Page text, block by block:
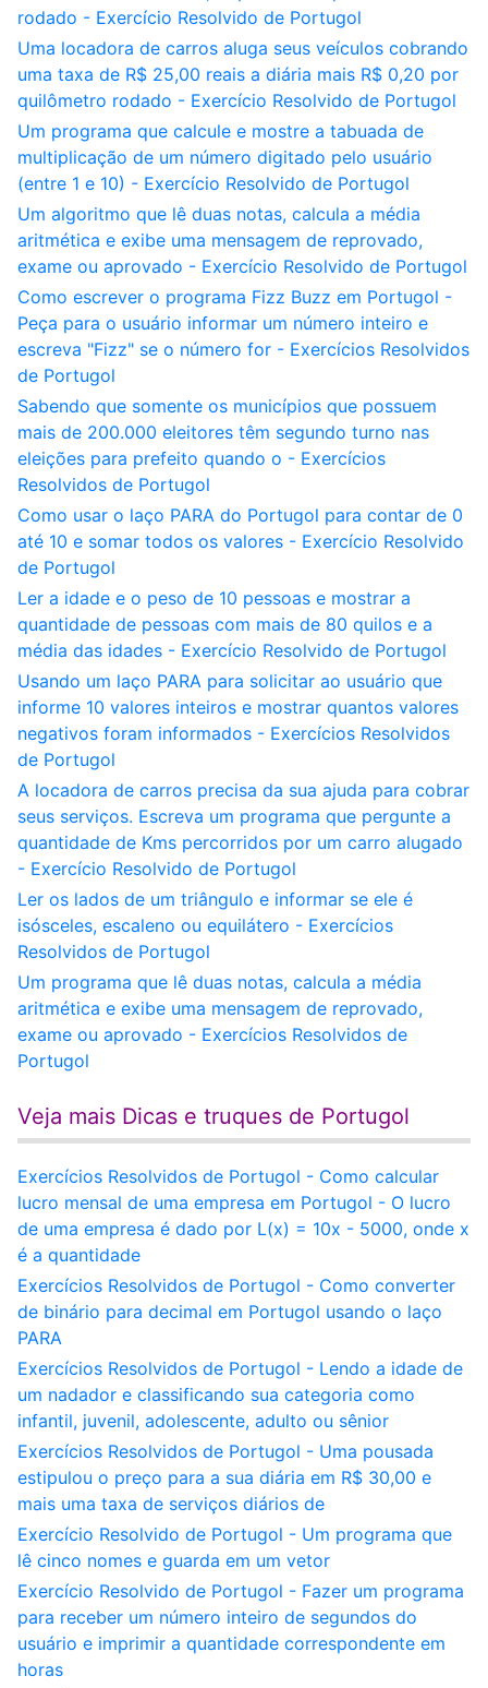
rodado - Exercício Resolvido de Portugol
Uma locadora de carros aluga seus veículos cobrando
uma taxa de R$ 25,00 reais a diária mais R$ 0,20 por
quilômetro rodado - Exercício Resolvido de Portugol
Um programa que calcule e mostre a tabuada de
multiplicação de um número digitado pelo usuário
(entre 1 e 10) - Exercício Resolvido de Portugol
Um algoritmo que lê duas notas, calcula a média
aritmética e exibe uma mensagem de reprovado,
exame ou aprovado - Exercício Resolvido de Portugol
Como escrever o programa Fizz Buzz em Portugol -
Peça para o usuário informar um número inteiro e
escreva "Fizz" se o número for - Exercícios Resolvidos
de Portugol
Sabendo que somente os municípios que possuem
mais de 200.000 eleitores têm segundo turno nas
eleições para prefeito quando o - Exercícios
Resolvidos de Portugol
Como usar o laço PARA do Portugol para contar de 0
até 10 e somar todos os valores - Exercício Resolvido
de Portugol
Ler a idade e o peso de 10 pessoas e mostrar a
quantidade de pessoas com mais de 80 quilos e a
média das idades - Exercício Resolvido de Portugol
Usando um laço PARA para solicitar ao usuário que
informe 10 valores inteiros e mostrar quantos valores
negativos foram informados - Exercícios Resolvidos
de Portugol
A locadora de carros precisa da sua ajuda para cobrar
seus serviços. Escreva um programa que pergunte a
quantidade de Kms percorridos por um carro alugado
- Exercício Resolvido de Portugol
Ler os lados de um triângulo e informar se ele é
isósceles, escaleno ou equilátero - Exercícios
Resolvidos de Portugol
Um programa que lê duas notas, calcula a média
aritmética e exibe uma mensagem de reprovado,
exame ou aprovado - Exercícios Resolvidos de
Portugol
Veja mais Dicas e truques de Portugol
Exercícios Resolvidos de Portugol - Como calcular
lucro mensal de uma empresa em Portugol - O lucro
de uma empresa é dado por L(x) = 10x - 5000, onde x
é a quantidade
Exercícios Resolvidos de Portugol - Como converter
de binário para decimal em Portugol usando o laço
PARA
Exercícios Resolvidos de Portugol - Lendo a idade de
um nadador e classificando sua categoria como
infantil, juvenil, adolescente, adulto ou sênior
Exercícios Resolvidos de Portugol - Uma pousada
estipulou o preço para a sua diária em R$ 30,00 e
mais uma taxa de serviços diários de
Exercício Resolvido de Portugol - Um programa que
lê cinco nomes e guarda em um vetor
Exercício Resolvido de Portugol - Fazer um programa
para receber um número inteiro de segundos do
usuário e imprimir a quantidade correspondente em
horas